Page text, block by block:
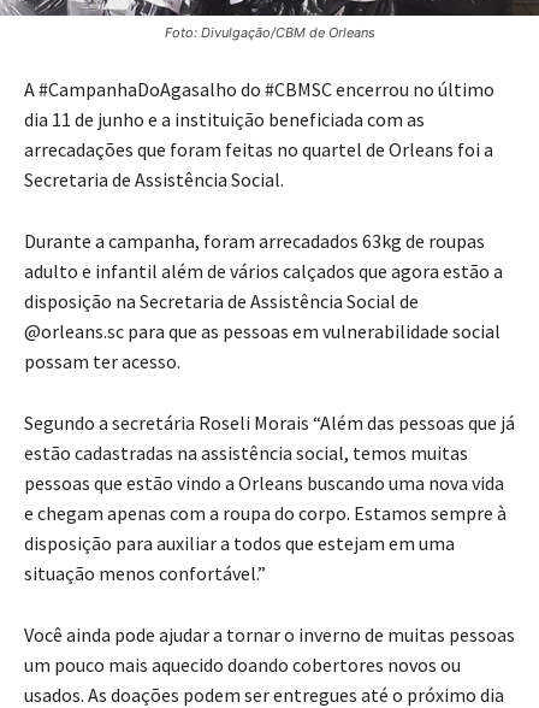
Foto: Divulgação/CBM de Orleans
A #CampanhaDoAgasalho do #CBMSC encerrou no último
dia 11 de junho e a instituição beneficiada com as
arrecadações que foram feitas no quartel de Orleans foi a
Secretaria de Assistência Social.
Durante a campanha, foram arrecadados 63kg de roupas
adulto e infantil além de vários calçados que agora estão a
disposição na Secretaria de Assistência Social de
@orleans.sc para que as pessoas em vulnerabilidade social
possam ter acesso.
Segundo a secretária Roseli Morais “Além das pessoas que já
estão cadastradas na assistência social, temos muitas
pessoas que estão vindo a Orleans buscando uma nova vida
e chegam apenas com a roupa do corpo. Estamos sempre à
disposição para auxiliar a todos que estejam em uma
situação menos confortável.”
Você ainda pode ajudar a tornar o inverno de muitas pessoas
um pouco mais aquecido doando cobertores novos ou
usados. As doações podem ser entregues até o próximo dia